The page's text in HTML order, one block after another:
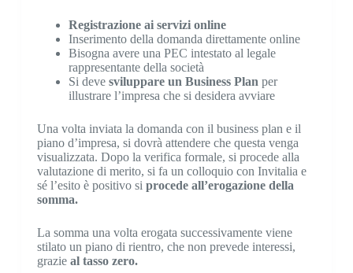
Registrazione ai servizi online
Inserimento della domanda direttamente online
Bisogna avere una PEC intestato al legale
rappresentante della società
Si deve sviluppare un Business Plan per
illustrare l’impresa che si desidera avviare
Una volta inviata la domanda con il business plan e il
piano d’impresa, si dovrà attendere che questa venga
visualizzata. Dopo la verifica formale, si procede alla
valutazione di merito, si fa un colloquio con Invitalia e
sé l’esito è positivo si procede all’erogazione della
somma.
La somma una volta erogata successivamente viene
stilato un piano di rientro, che non prevede interessi,
grazie al tasso zero.